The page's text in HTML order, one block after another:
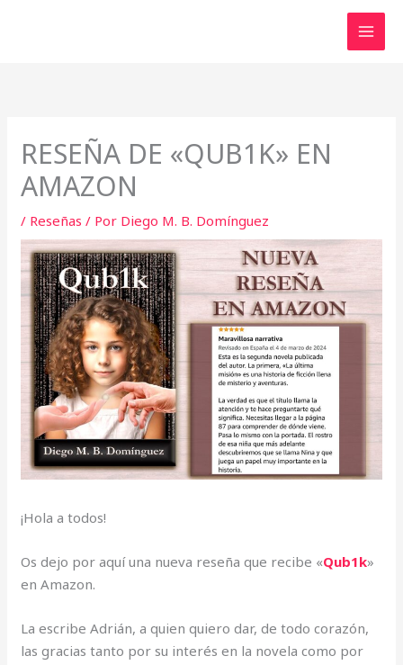
RESEÑA DE «QUB1K» EN
AMAZON
/ Reseñas / Por Diego M. B. Domínguez
¡Hola a todos!
Os dejo por aquí una nueva reseña que recibe «Qub1k»
en Amazon.
La escribe Adrián, a quien quiero dar, de todo corazón,
las gracias tanto por su interés en la novela como por